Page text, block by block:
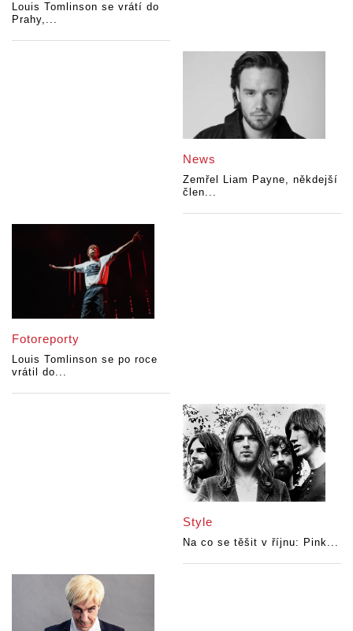
Louis Tomlinson se vrátí do
Prahy,...
News
Zemřel Liam Payne, někdejší
člen...
Fotoreporty
Louis Tomlinson se po roce
vrátil do...
Style
Na co se těšit v říjnu: Pink...